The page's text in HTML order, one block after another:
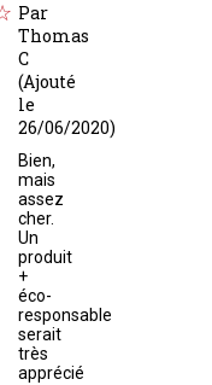
Par
Thomas
C
(Ajouté
le
26/06/2020)
Bien,
mais
assez
cher.
Un
produit
+
éco-
responsable
serait
très
apprécié